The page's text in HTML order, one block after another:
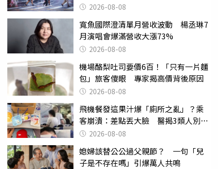
2026-08-08
寬魚國際澄清單月營收波動 楊丞琳7
月演唱會爆滿營收大漲73%
2026-08-08
機場酪梨吐司要價6百！「只有一片麵
包」旅客傻眼 專家揭高價背後原因
2026-08-08
飛機餐發這果汁爆「廁所之亂」？乘
客崩潰：差點丟大臉 醫揭3類人別亂
喝 2026-08-08
媳婦該替公公過父親節？ 一句「兒
子是不存在嗎」引爆萬人共鳴